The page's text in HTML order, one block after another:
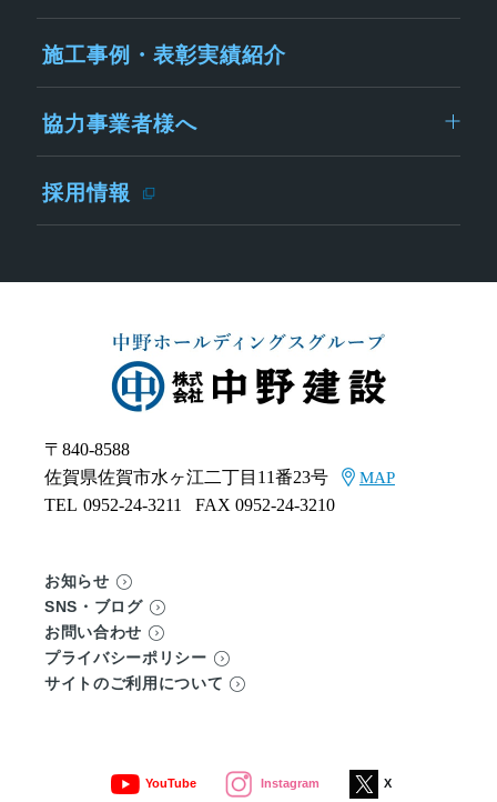
施工事例・表彰実績紹介
協力事業者様へ
採用情報
〒840-8588
佐賀県佐賀市水ヶ江二丁目11番23号
MAP
TEL 0952-24-3211 FAX 0952-24-3210
お知らせ
SNS・ブログ
お問い合わせ
プライバシーポリシー
サイトのご利用について
YouTube Instagram X